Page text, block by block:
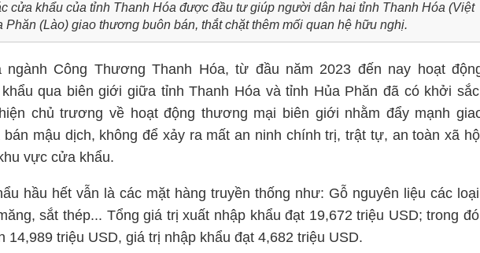
cửa khẩu của tỉnh Thanh Hóa được đầu tư giúp người dân hai tỉnh Thanh Hóa (Việt
Phăn (Lào) giao thương buôn bán, thắt chặt thêm mối quan hệ hữu nghị.
Công Thương Thanh Hóa, từ đầu năm 2023 đến nay hoạt
qua biên giới giữa tỉnh Thanh Hóa và tỉnh Hủa Phăn đã có khởi
chủ trương về hoạt động thương mại biên giới nhằm đẩy mạnh
mậu dịch, không để xảy ra mất an ninh chính trị, trật tự, an toàn xã
vực cửa khẩu.
hầu hết vẫn là các mặt hàng truyền thống như: Gỗ nguyên liệu các
sắt thép... Tổng giá trị xuất nhập khẩu đạt 19,672 triệu USD; trong
14,989 triệu USD, giá trị nhập khẩu đạt 4,682 triệu USD.